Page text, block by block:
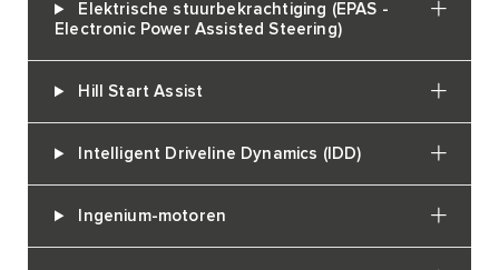
Elektrische stuurbekrachtiging (EPAS -
Electronic Power Assisted Steering)
Hill Start Assist
Intelligent Driveline Dynamics (IDD)
Ingenium-motoren